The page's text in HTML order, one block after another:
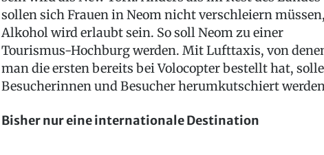
sollen sich Frauen in Neom nicht verschleiern müssen,
Alkohol wird erlaubt sein. So soll Neom zu einer
Tourismus-Hochburg werden. Mit Lufttaxis, von
man die ersten bereits bei Volocopter bestellt hat,
Besucherinnen und Besucher herumkutschiert
Bisher nur eine internationale Destination